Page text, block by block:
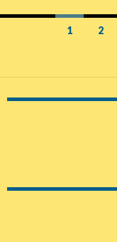
Navigation
1 2